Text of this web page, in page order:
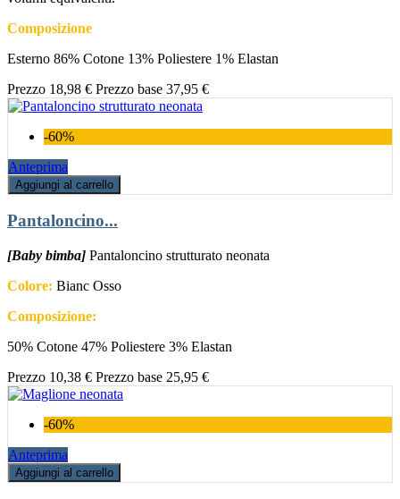
Composizione
Esterno 86% Cotone 13% Poliestere 1% Elastan
Prezzo 18,98 € Prezzo base 37,95 €
-60%
Anteprima
Aggiungi al carrello
Pantaloncino...
[Baby bimba] Pantaloncino strutturato neonata
Colore: Bianc Osso
Composizione:
50% Cotone 47% Poliestere 3% Elastan
Prezzo 10,38 € Prezzo base 25,95 €
-60%
Anteprima
Aggiungi al carrello